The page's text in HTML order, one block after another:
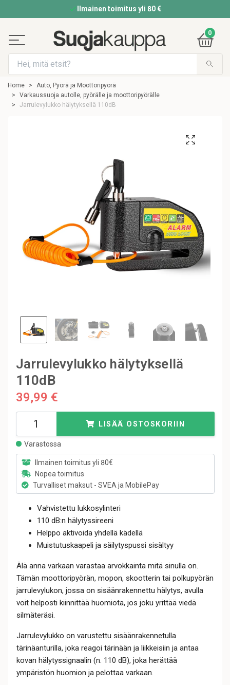
Ilmainen toimitus yli 80 €
0
Home
Auto, Pyörä ja Moottoripyörä
Varkaussuoja autolle, pyörälle ja moottoripyörälle
Jarrulevylukko hälytyksellä 110dB
Jarrulevylukko hälytyksellä
110dB
39,99 €
LISÄÄ OSTOSKORIIN
Varastossa
Ilmainen toimitus yli 80€
Nopea toimitus
Turvalliset maksut - SVEA ja MobilePay
Vahvistettu lukkosylinteri
110 dB:n hälytyssireeni
Helppo aktivoida yhdellä kädellä
Muistutuskaapeli ja säilytyspussi sisältyy
Älä anna varkaan varastaa arvokkainta mitä sinulla on.
Tämän moottoripyörän, mopon, skootterin tai polkupyörän
jarrulevylukon, jossa on sisäänrakennettu hälytys, avulla
voit helposti kiinnittää huomiota, jos joku yrittää viedä
silmäteräsi.
Jarrulevylukko on varustettu sisäänrakennetulla
tärinäanturilla, joka reagoi tärinään ja liikkeisiin ja antaa
kovan hälytyssignaalin (n. 110 dB), joka herättää
ympäristön huomion ja pelottaa varkaan.